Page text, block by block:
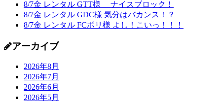
8/7金 レンタル GTT様 ナイスブロック！
8/7金 レンタル GDC様 気分はバカンス！？
8/7金 レンタル FCポリ様 よし！こいっ！！！
アーカイブ
2026年8月
2026年7月
2026年6月
2026年5月